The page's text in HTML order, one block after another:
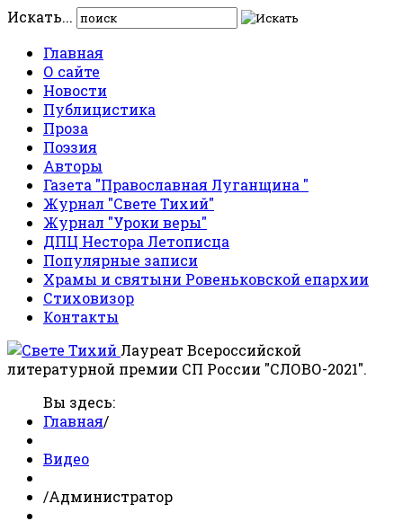
Искать...
Главная
О сайте
Новости
Публицистика
Проза
Поэзия
Авторы
Газета "Православная Луганщина "
Журнал "Свете Тихий"
Журнал "Уроки веры"
ДПЦ Нестора Летописца
Популярные записи
Храмы и святыни Ровеньковской епархии
Стиховизор
Контакты
Лауреат Всероссийской
литературной премии СП России "СЛОВО-2021".
Вы здесь:
Главная/
Видео
/Администратор